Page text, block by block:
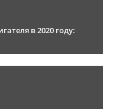
в 2020 году: